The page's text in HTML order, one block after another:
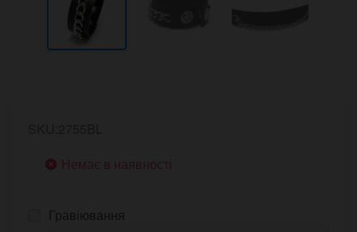
Немає в наявності
Гравіювання